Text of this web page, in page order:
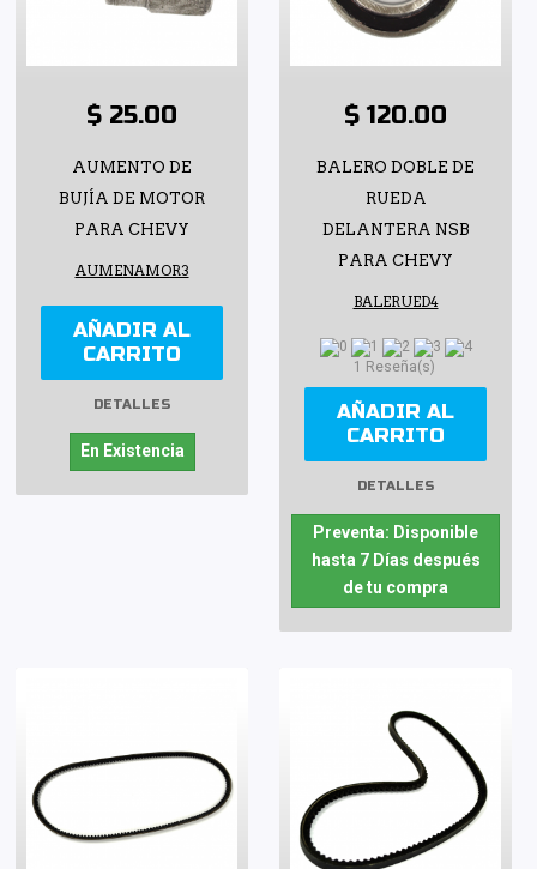
$ 25.00
AUMENTO DE
BUJÍA DE MOTOR
PARA CHEVY
AUMENAMOR3
AÑADIR AL
CARRITO
DETALLES
En Existencia
$ 120.00
BALERO DOBLE DE
RUEDA
DELANTERA NSB
PARA CHEVY
BALERUED4
1 Reseña(s)
AÑADIR AL
CARRITO
DETALLES
Preventa: Disponible
hasta 7 Días después
de tu compra